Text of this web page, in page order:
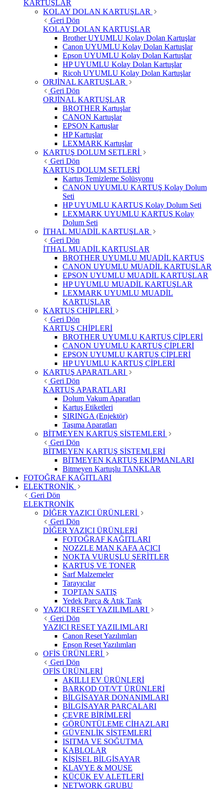
KARTUŞLAR
KOLAY DOLAN KARTUŞLAR
Geri Dön
KOLAY DOLAN KARTUŞLAR
Brother UYUMLU Kolay Dolan Kartuşlar
Canon UYUMLU Kolay Dolan Kartuşlar
Epson UYUMLU Kolay Dolan Kartuşlar
HP UYUMLU Kolay Dolan Kartuşlar
Ricoh UYUMLU Kolay Dolan Kartuşlar
ORJİNAL KARTUŞLAR
Geri Dön
ORJİNAL KARTUŞLAR
BROTHER Kartuşlar
CANON Kartuşlar
EPSON Kartuşlar
HP Kartuşlar
LEXMARK Kartuşlar
KARTUŞ DOLUM SETLERİ
Geri Dön
KARTUŞ DOLUM SETLERİ
Kartuş Temizleme Solüsyonu
CANON UYUMLU KARTUŞ Kolay Dolum
Seti
HP UYUMLU KARTUŞ Kolay Dolum Seti
LEXMARK UYUMLU KARTUŞ Kolay
Dolum Seti
İTHAL MUADİL KARTUŞLAR
Geri Dön
İTHAL MUADİL KARTUŞLAR
BROTHER UYUMLU MUADİL KARTUŞ
CANON UYUMLU MUADİL KARTUŞLAR
EPSON UYUMLU MUADİL KARTUŞLAR
HP UYUMLU MUADİL KARTUŞLAR
LEXMARK UYUMLU MUADİL
KARTUŞLAR
KARTUŞ CHİPLERİ
Geri Dön
KARTUŞ CHİPLERİ
BROTHER UYUMLU KARTUŞ ÇİPLERİ
CANON UYUMLU KARTUŞ ÇİPLERİ
EPSON UYUMLU KARTUŞ ÇİPLERİ
HP UYUMLU KARTUŞ ÇİPLERİ
KARTUŞ APARATLARI
Geri Dön
KARTUŞ APARATLARI
Dolum Vakum Aparatları
Kartuş Etiketleri
ŞIRINGA (Enjektör)
Taşıma Aparatları
BİTMEYEN KARTUŞ SİSTEMLERİ
Geri Dön
BİTMEYEN KARTUŞ SİSTEMLERİ
BİTMEYEN KARTUŞ EKİPMANLARI
Bitmeyen Kartuşlu TANKLAR
FOTOĞRAF KAĞITLARI
ELEKTRONİK
Geri Dön
ELEKTRONİK
DİĞER YAZICI ÜRÜNLERİ
Geri Dön
DİĞER YAZICI ÜRÜNLERİ
FOTOĞRAF KAĞITLARI
NOZZLE MAN KAFA AÇICI
NOKTA VURUŞLU ŞERİTLER
KARTUŞ VE TONER
Sarf Malzemeler
Tarayıcılar
TOPTAN SATIŞ
Yedek Parça & Atık Tank
YAZICI RESET YAZILIMLARI
Geri Dön
YAZICI RESET YAZILIMLARI
Canon Reset Yazılımları
Epson Reset Yazılımları
OFİS ÜRÜNLERİ
Geri Dön
OFİS ÜRÜNLERİ
AKILLI EV ÜRÜNLERİ
BARKOD OT/VT ÜRÜNLERİ
BİLGİSAYAR DONANIMLARI
BİLGİSAYAR PARÇALARI
ÇEVRE BİRİMLERİ
GÖRÜNTÜLEME CİHAZLARI
GÜVENLİK SİSTEMLERİ
ISITMA VE SOĞUTMA
KABLOLAR
KİŞİSEL BİLGİSAYAR
KLAVYE & MOUSE
KÜÇÜK EV ALETLERİ
NETWORK GRUBU